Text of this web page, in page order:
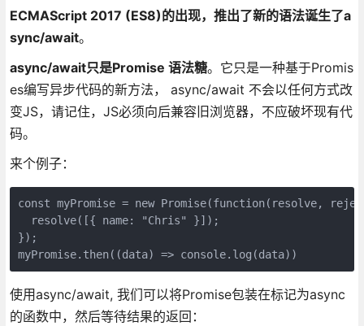
ECMAScript 2017 (ES8)的出现，推出了新的语法诞生了a
sync/await。
async/await只是Promise 语法糖。它只是一种基于Promis
es编写异步代码的新方法， async/await 不会以任何方式改
变JS，请记住，JS必须向后兼容旧浏览器，不应破坏现有代
码。
来个例子：
const myPromise = new Promise(function(resolve,
  resolve([{ name: "Chris" }]);
});
使用async/await, 我们可以将Promise包装在标记为async
的函数中，然后等待结果的返回：